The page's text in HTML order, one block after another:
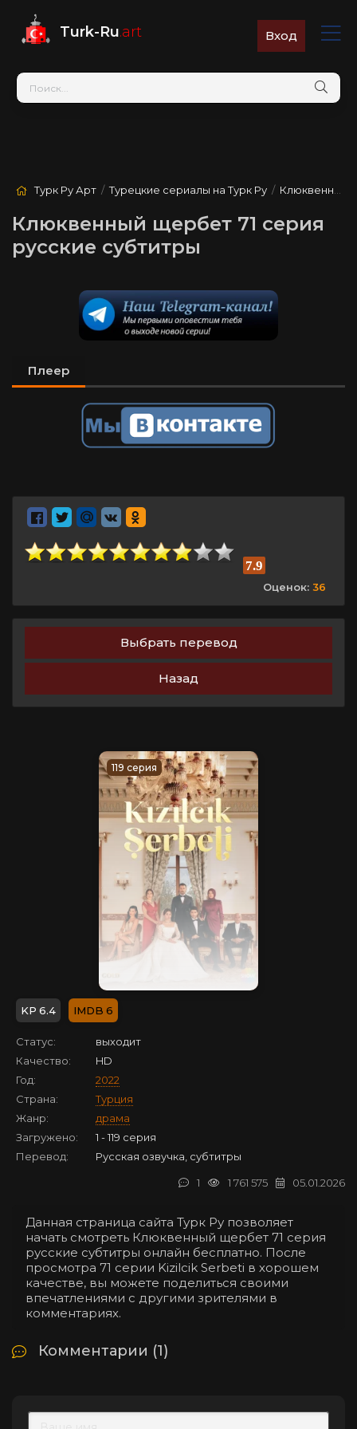
Turk-Ru.art Вход
Турк Ру Арт /Турецкие сериалы на Турк Ру / Клюквенный щербет
Клюквенный щербет 71 серия
русские субтитры
Плеер
7.9
Оценок: 36
Выбрать перевод
Назад
119 серия
6.4 6
Статус:
выходит
Качество:
HD
Год:
2022
Страна:
Турция
Жанр:
драма
Загружено:
1 - 119 серия
Перевод:
Русская озвучка, субтитры
05.01.2026
1 761 575
1
Данная страница сайта Турк Ру позволяет
начать смотреть Клюквенный щербет 71 серия
русские субтитры онлайн бесплатно. После
просмотра 71 серии Kizilcik Serbeti в хорошем
качестве, вы можете поделиться своими
впечатлениями с другими зрителями в
комментариях.
Комментарии (1)